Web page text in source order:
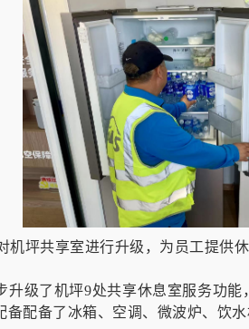
机坪共享室进行升级，为员工提供
升级了机坪9处共享休息室服务功
备配备了冰箱、空调、微波炉、饮